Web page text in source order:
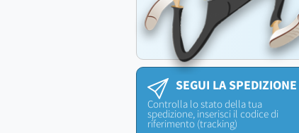
SEGUI LA SPEDIZIONE
Controlla lo stato della tua
spedizione, inserisci il codice di
riferimento (tracking)